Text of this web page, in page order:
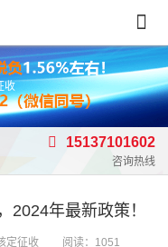
收
15137101602
咨询热线
2024年最新政策！
定征收 阅读：1051